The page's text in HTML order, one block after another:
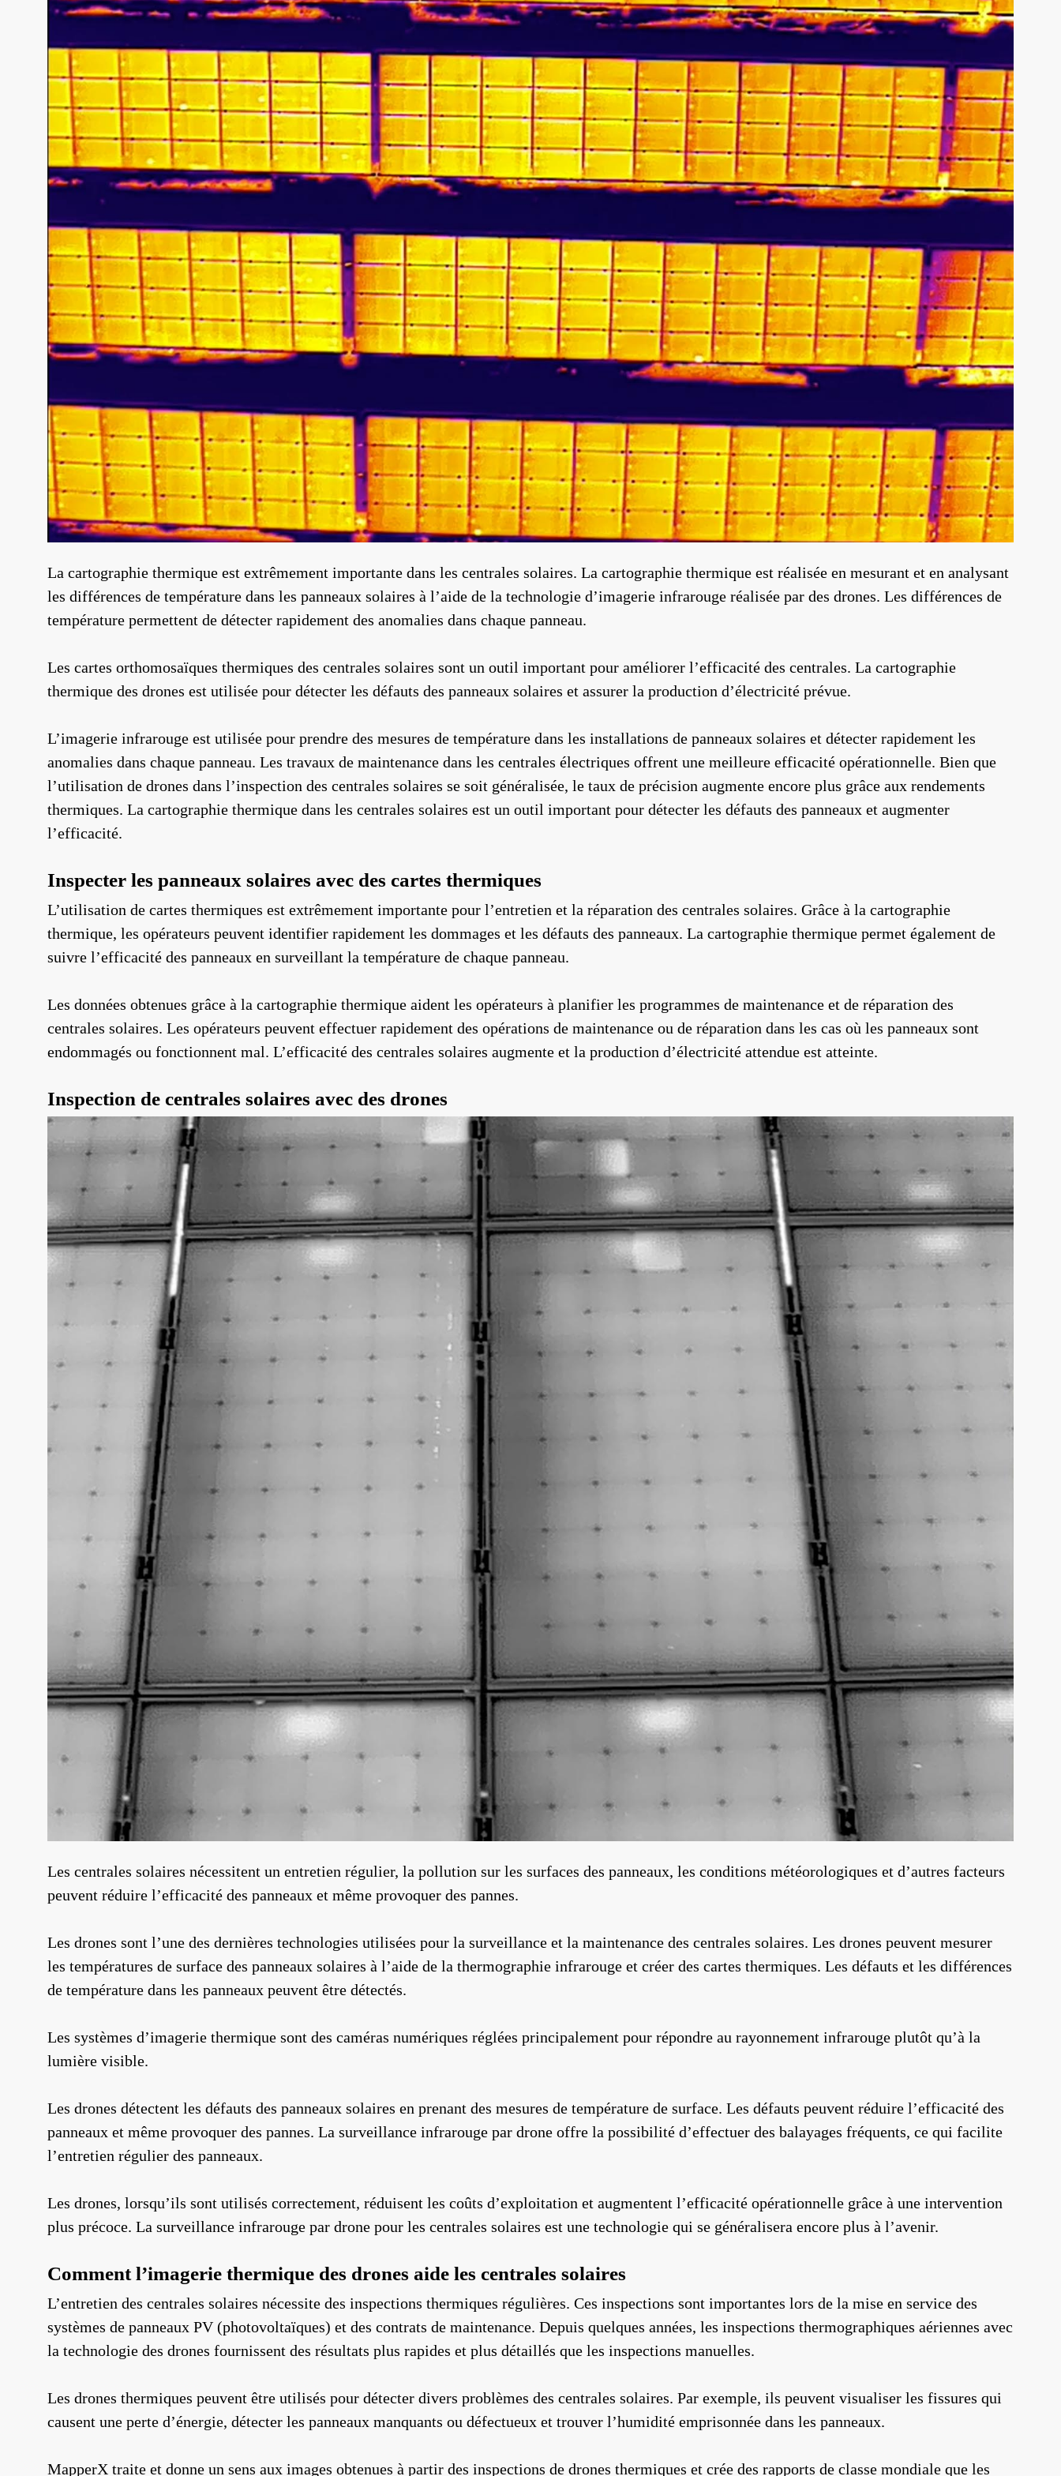
La cartographie thermique est extrêmement importante dans les centrales solaires. La cartographie thermique est réalisée en mesurant et en analysant
les différences de température dans les panneaux solaires à l’aide de la technologie d’imagerie infrarouge réalisée par des drones. Les différences de
température permettent de détecter rapidement des anomalies dans chaque panneau.
Les cartes orthomosaïques thermiques des centrales solaires sont un outil important pour améliorer l’efficacité des centrales. La cartographie
thermique des drones est utilisée pour détecter les défauts des panneaux solaires et assurer la production d’électricité prévue.
L’imagerie infrarouge est utilisée pour prendre des mesures de température dans les installations de panneaux solaires et détecter rapidement les
anomalies dans chaque panneau. Les travaux de maintenance dans les centrales électriques offrent une meilleure efficacité opérationnelle. Bien que
l’utilisation de drones dans l’inspection des centrales solaires se soit généralisée, le taux de précision augmente encore plus grâce aux rendements
thermiques. La cartographie thermique dans les centrales solaires est un outil important pour détecter les défauts des panneaux et augmenter
l’efficacité.
Inspecter les panneaux solaires avec des cartes thermiques
L’utilisation de cartes thermiques est extrêmement importante pour l’entretien et la réparation des centrales solaires. Grâce à la cartographie
thermique, les opérateurs peuvent identifier rapidement les dommages et les défauts des panneaux. La cartographie thermique permet également de
suivre l’efficacité des panneaux en surveillant la température de chaque panneau.
Les données obtenues grâce à la cartographie thermique aident les opérateurs à planifier les programmes de maintenance et de réparation des
centrales solaires. Les opérateurs peuvent effectuer rapidement des opérations de maintenance ou de réparation dans les cas où les panneaux sont
endommagés ou fonctionnent mal. L’efficacité des centrales solaires augmente et la production d’électricité attendue est atteinte.
Inspection de centrales solaires avec des drones
Les centrales solaires nécessitent un entretien régulier, la pollution sur les surfaces des panneaux, les conditions météorologiques et d’autres facteurs
peuvent réduire l’efficacité des panneaux et même provoquer des pannes.
Les drones sont l’une des dernières technologies utilisées pour la surveillance et la maintenance des centrales solaires. Les drones peuvent mesurer
les températures de surface des panneaux solaires à l’aide de la thermographie infrarouge et créer des cartes thermiques. Les défauts et les différences
de température dans les panneaux peuvent être détectés.
Les systèmes d’imagerie thermique sont des caméras numériques réglées principalement pour répondre au rayonnement infrarouge plutôt qu’à la
lumière visible.
Les drones détectent les défauts des panneaux solaires en prenant des mesures de température de surface. Les défauts peuvent réduire l’efficacité des
panneaux et même provoquer des pannes. La surveillance infrarouge par drone offre la possibilité d’effectuer des balayages fréquents, ce qui facilite
l’entretien régulier des panneaux.
Les drones, lorsqu’ils sont utilisés correctement, réduisent les coûts d’exploitation et augmentent l’efficacité opérationnelle grâce à une intervention
plus précoce. La surveillance infrarouge par drone pour les centrales solaires est une technologie qui se généralisera encore plus à l’avenir.
Comment l’imagerie thermique des drones aide les centrales solaires
L’entretien des centrales solaires nécessite des inspections thermiques régulières. Ces inspections sont importantes lors de la mise en service des
systèmes de panneaux PV (photovoltaïques) et des contrats de maintenance. Depuis quelques années, les inspections thermographiques aériennes avec
la technologie des drones fournissent des résultats plus rapides et plus détaillés que les inspections manuelles.
Les drones thermiques peuvent être utilisés pour détecter divers problèmes des centrales solaires. Par exemple, ils peuvent visualiser les fissures qui
causent une perte d’énergie, détecter les panneaux manquants ou défectueux et trouver l’humidité emprisonnée dans les panneaux.
MapperX traite et donne un sens aux images obtenues à partir des inspections de drones thermiques et crée des rapports de classe mondiale que les